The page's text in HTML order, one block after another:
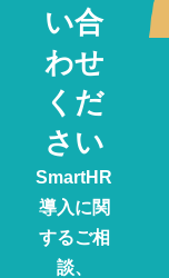
い合
わせ
くだ
さい
SmartHR
導入に関
するご相
談、